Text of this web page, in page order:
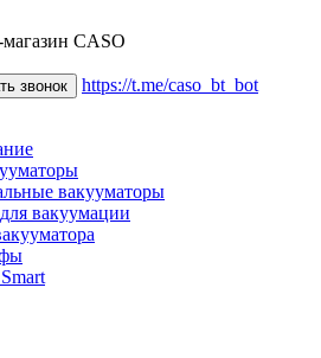
CASO
звонок https://t.me/caso_bt_bot
вакууматоры
вакуумации